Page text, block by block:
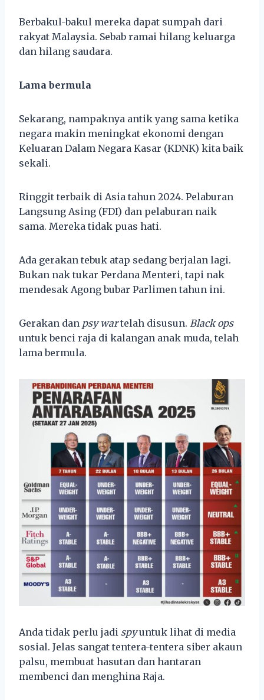
Berbakul-bakul mereka dapat sumpah dari
rakyat Malaysia. Sebab ramai hilang keluarga
dan hilang saudara.
Lama bermula
Sekarang, nampaknya antik yang sama ketika
negara makin meningkat ekonomi dengan
Keluaran Dalam Negara Kasar (KDNK) kita baik
sekali.
Ringgit terbaik di Asia tahun 2024. Pelaburan
Langsung Asing (FDI) dan pelaburan naik
sama. Mereka tidak puas hati.
Ada gerakan tebuk atap sedang berjalan lagi.
Bukan nak tukar Perdana Menteri, tapi nak
mendesak Agong bubar Parlimen tahun ini.
Gerakan dan psy wartelah disusun. Black ops
untuk benci raja di kalangan anak muda, telah
lama bermula.
Anda tidak perlu jadi spyuntuk lihat di media
sosial. Jelas sangat tentera-tentera siber akaun
palsu, membuat hasutan dan hantaran
membenci dan menghina Raja.